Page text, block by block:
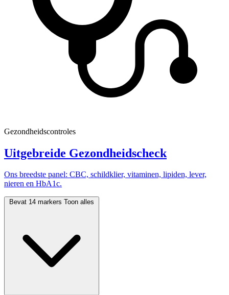
Gezondheidscontroles
Uitgebreide Gezondheidscheck
Ons breedste panel: CBC, schildklier, vitaminen, lipiden, lever,
nieren en HbA1c.
Bevat 14 markers Toon alles